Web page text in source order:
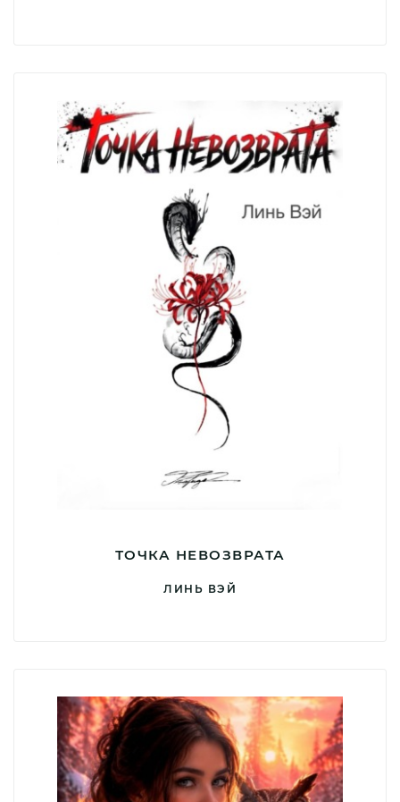
ТОЧКА НЕВОЗВРАТА
ЛИНЬ ВЭЙ